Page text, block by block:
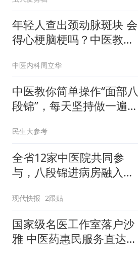
前入睡，早晨6点起床，
午休时
年轻人查出颈动脉斑块 会
得心梗脑梗吗？中医教你
中医内科周立华
中医教你简单操作“面部八
段锦”，每天坚持做一遍，
亮又透！
民生大参考
全省12家中医院共同参
与，八段锦进病房融入康
现代快报 2跟贴
国家级名医工作室落户沙
雅 中医药惠民服务直达基